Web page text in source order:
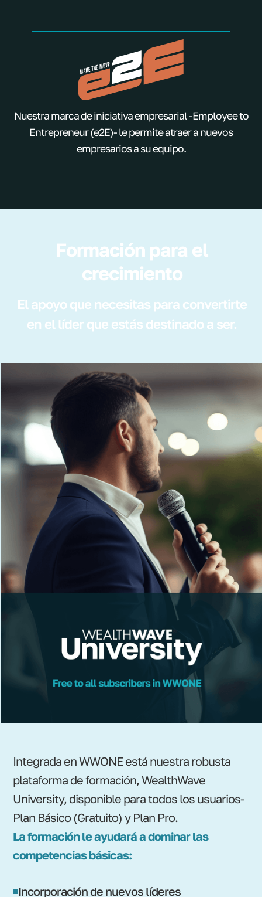
Nuestra marca de iniciativa empresarial -Employee to
Entrepreneur (e2E)- le permite atraer a nuevos
empresarios a su equipo.
Formación para el
crecimiento
El apoyo que necesitas para convertirte
en el líder que estás destinado a ser.
Integrada en WWONE está nuestra robusta
plataforma de formación, WealthWave
University, disponible para todos los usuarios-
Plan Básico (Gratuito) y Plan Pro.
La formación le ayudará a dominar las
competencias básicas:
Incorporación de nuevos líderes